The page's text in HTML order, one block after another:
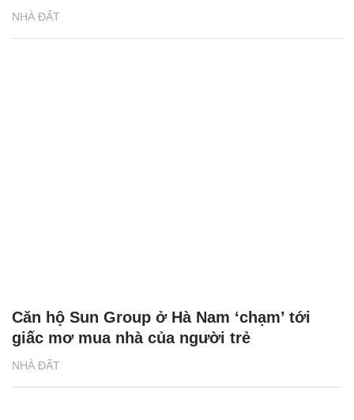
NHÀ ĐẤT
NHÀ ĐẤT
Căn hộ Sun Group ở Hà Nam ‘chạm’ tới
giấc mơ mua nhà của người trẻ